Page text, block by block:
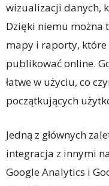
wizualizacji danych,
Dzięki niemu można
mapy i raporty, które
publikować online.
łatwe w użyciu, co
początkujących
Jedną z głównych
integracja z innymi
Google Analytics i